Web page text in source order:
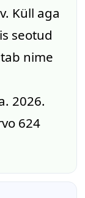
Küll aga
seotud
nime
2026.
624